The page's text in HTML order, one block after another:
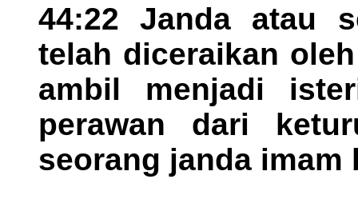
44:22 Janda atau
telah diceraikan
ambil menjadi
perawan dari
seorang janda imam